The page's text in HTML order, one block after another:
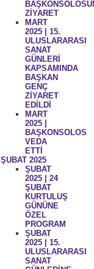
ZİYARET
MART
2025 | 15.
ULUSLARARASI
SANAT
GÜNLERİ
KAPSAMINDA
BAŞKAN
GENÇ
ZİYARET
EDİLDİ
MART
2025 |
BAŞKONSOLOS
VEDA
ETTİ
ŞUBAT 2025
ŞUBAT
2025 | 24
ŞUBAT
KURTULUŞ
GÜNÜNE
ÖZEL
PROGRAM
ŞUBAT
2025 | 15.
ULUSLARARASI
SANAT